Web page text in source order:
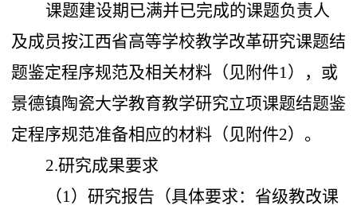
课题建设期已满并已完成的课题负责人
及成员按江西省高等学校教学改革研究课题结
题鉴定程序规范及相关材料（见附件1）
，或
景德镇陶瓷大学教育教学研究立项课题结题鉴
定程序规范准备相应的材料（见附件2）。
2.研究成果要求
（1） 研究报告（具体要求：省级教改课